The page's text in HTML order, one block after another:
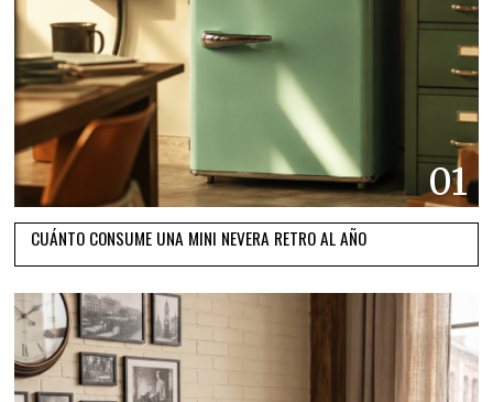
01
CUÁNTO CONSUME UNA MINI NEVERA RETRO AL AÑO